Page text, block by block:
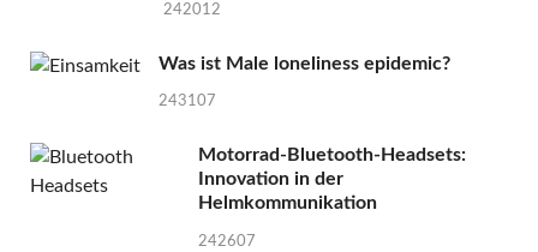
242012
Was ist Male loneliness epidemic?
243107
Motorrad-Bluetooth-Headsets:
Innovation in der
Helmkommunikation
242607